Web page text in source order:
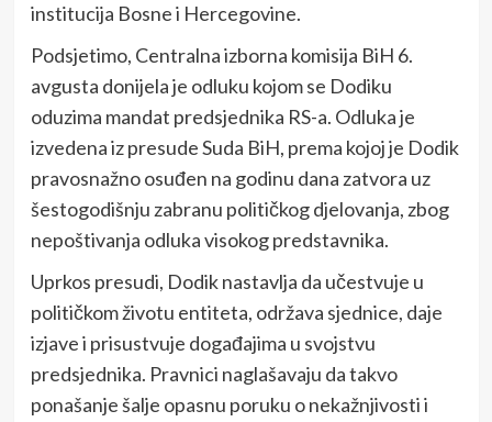
institucija Bosne i Hercegovine.
Podsjetimo, Centralna izborna komisija BiH 6.
avgusta donijela je odluku kojom se Dodiku
oduzima mandat predsjednika RS-a. Odluka je
izvedena iz presude Suda BiH, prema kojoj je Dodik
pravosnažno osuđen na godinu dana zatvora uz
šestogodišnju zabranu političkog djelovanja, zbog
nepoštivanja odluka visokog predstavnika.
Uprkos presudi, Dodik nastavlja da učestvuje u
političkom životu entiteta, održava sjednice, daje
izjave i prisustvuje događajima u svojstvu
predsjednika. Pravnici naglašavaju da takvo
ponašanje šalje opasnu poruku o nekažnjivosti i